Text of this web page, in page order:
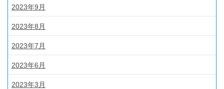
2023年9月
2023年8月
2023年7月
2023年6月
2023年3月